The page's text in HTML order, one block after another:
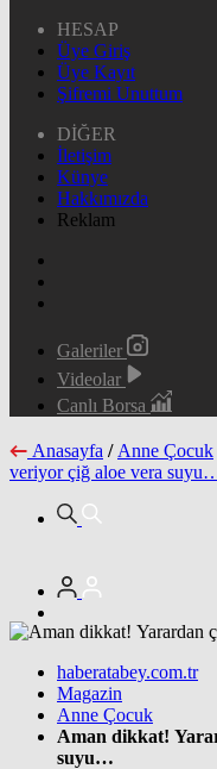
HESAP
Üye Giriş
Üye Kayıt
Şifremi Unuttum
DİĞER
İletişim
Künye
Hakkımızda
Reklam
Galeriler
Videolar
Canlı Borsa
Anasayfa / Anne Çocuk
veriyor çiğ aloe vera
haberatabey.com.tr
Magazin
Anne Çocuk
Aman dikkat!
suyu…